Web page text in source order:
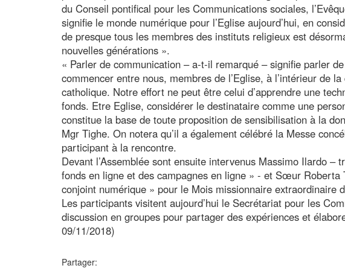
du Conseil pontifical pour les Communications sociales,
signifie le monde numérique pour l’Eglise aujourd’hui, en
de presque tous les membres des instituts religieux est
nouvelles générations ».
« Parler de communication – a-t-il remarqué – signifie parler
commencer entre nous, membres de l’Eglise, à l’intérieur de
catholique. Notre effort ne peut être celui d’apprendre une
fonds. Etre Eglise, considérer le destinataire comme une
constitue la base de toute proposition de sensibilisation à la
Mgr Tighe. On notera qu’il a également célébré la Messe
participant à la rencontre.
Devant l’Assemblée sont ensuite intervenus Massimo Ilardo
fonds en ligne et des campagnes en ligne » - et Sœur Roberta
conjoint numérique » pour le Mois missionnaire extraordinaire
Les participants visitent aujourd’hui le Secrétariat pour les
discussion en groupes pour partager des expériences et
09/11/2018)
Partager: